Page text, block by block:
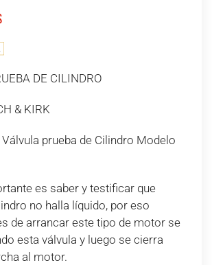
DE CILINDRO
& KIRK
Válvula prueba de Cilindro Modelo
es saber y testificar que
no halla líquido, por eso
de arrancar este tipo de motor se
esta válvula y luego se cierra
al motor.